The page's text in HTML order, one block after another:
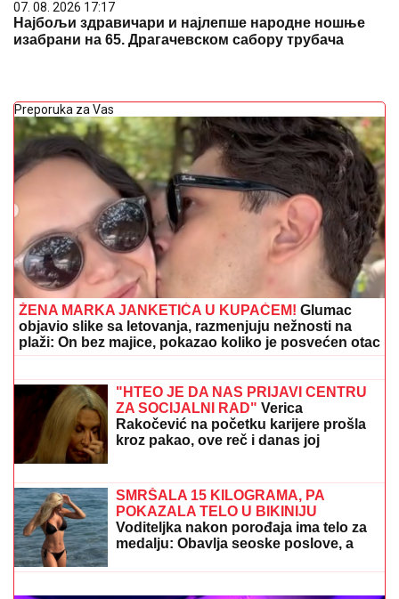
07. 08. 2026 17:17
Најбољи здравичари и најлепше народне ношње
изабрани на 65. Драгачевском сабору трубача
Preporuka za Vas
ŽENA MARKA JANKETIĆA U KUPAĆEM! Glumac
objavio slike sa letovanja, razmenjuju nežnosti na
plaži: On bez majice, pokazao koliko je posvećen otac
panici nakon smrti kolega: "Velika sam
kukavica, mužu ne smem ni da
pomenem kupovinu grobnice"
Rakočević na početku karijere prošla
kroz pakao, ove reč i danas joj
odzvanjaju u ušima: "Oduzeće vam
decu"